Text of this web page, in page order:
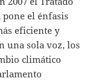
el énfasis
eficiente y
una sola voz, los
climático